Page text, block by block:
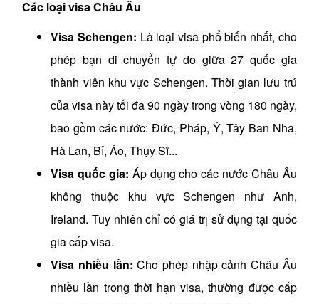
Các loại visa Châu Âu
Visa Schengen: Là loại visa phổ biến nhất, cho
phép bạn di chuyển tự do giữa 27 quốc gia
thành viên khu vực Schengen. Thời gian lưu trú
của visa này tối đa 90 ngày trong vòng 180 ngày,
bao gồm các nước: Đức, Pháp, Ý, Tây Ban Nha,
Hà Lan, Bỉ, Áo, Thụy Sĩ...
Visa quốc gia: Áp dụng cho các nước Châu Âu
không thuộc khu vực Schengen như Anh,
Ireland. Tuy nhiên chỉ có giá trị sử dụng tại quốc
gia cấp visa.
Visa nhiều lần: Cho phép nhập cảnh Châu Âu
nhiều lần trong thời hạn visa, thường được cấp